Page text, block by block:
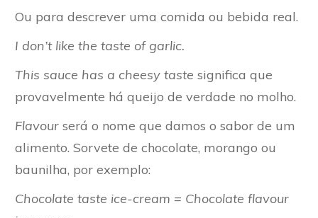
Ou para descrever uma comida ou bebida real.
I don’t like the taste of garlic.
This sauce has a cheesy taste significa que
provavelmente há queijo de verdade no molho.
Flavour será o nome que damos o sabor de um
alimento. Sorvete de chocolate, morango ou
baunilha, por exemplo:
Chocolate taste ice-cream = Chocolate flavour